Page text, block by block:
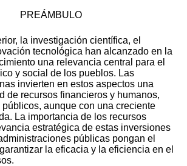
PREÁMBULO
la investigación científica, el
tecnológica han alcanzado en la
una relevancia central para el
y social de los pueblos. Las
invierten en estos aspectos una
de recursos financieros y humanos,
aunque con una creciente
La importancia de los recursos
estratégica de estas inversiones
públicas pongan el
la eficacia y la eficiencia en el